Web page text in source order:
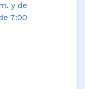
y de
7:00